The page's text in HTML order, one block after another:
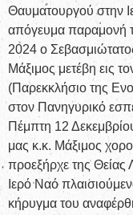
Θαυματουργού στην
απόγευμα παραμονή
2024 ο
Μάξιμος μετέβη εις
(Παρεκκλήσιο της
στον Πανηγυρικό
Πέμπτη 12
μας κ.κ. Μάξιμος
προεξήρχε της Θείας
Ιερό Ναό
κήρυγμα του